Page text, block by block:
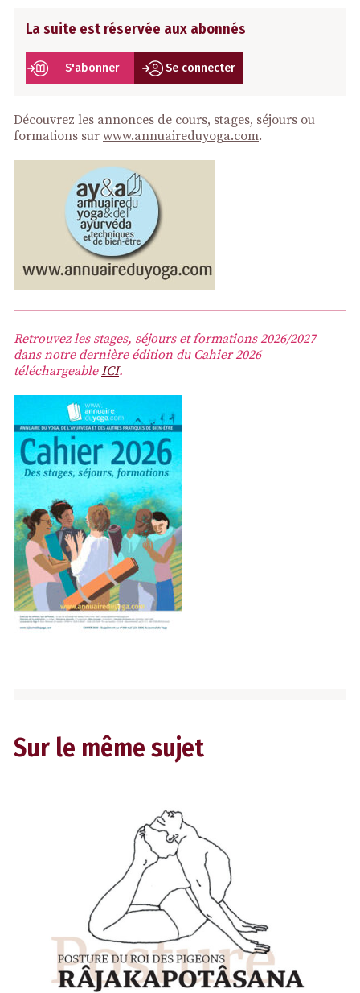
La suite est réservée aux abonnés
S'abonner Se connecter
Découvrez les annonces de cours, stages, séjours ou
formations sur www.annuaireduyoga.com.
Retrouvez les stages, séjours et formations 2026/2027
dans notre dernière édition du Cahier 2026
téléchargeableICI.
Sur le même sujet